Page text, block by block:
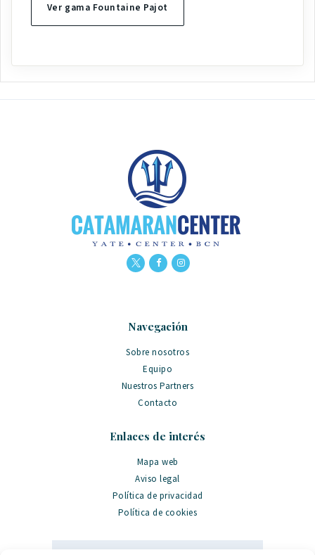
Ver gama Fountaine Pajot
Navegación
Sobre nosotros
Equipo
Nuestros Partners
Contacto
Enlaces de interés
Mapa web
Aviso legal
Política de privacidad
Política de cookies